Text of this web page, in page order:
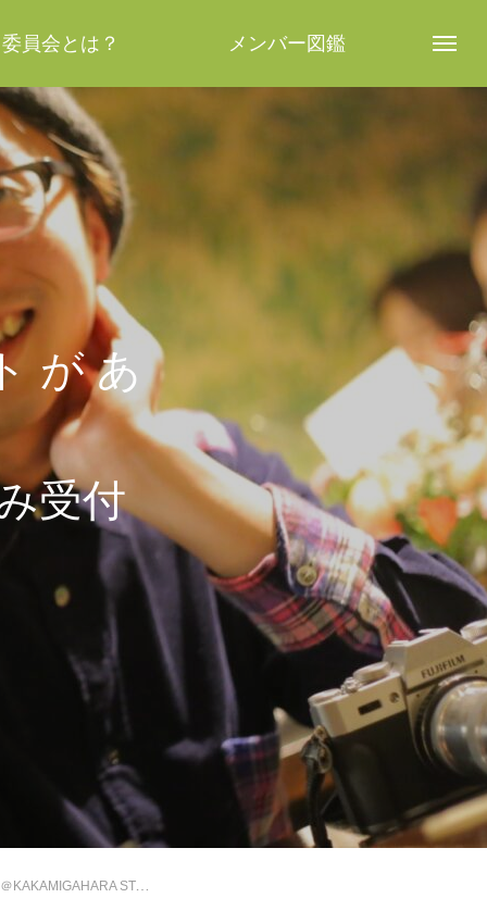
員会とは？ メンバー図鑑
が あ
受付
STAND】申込み受付中！